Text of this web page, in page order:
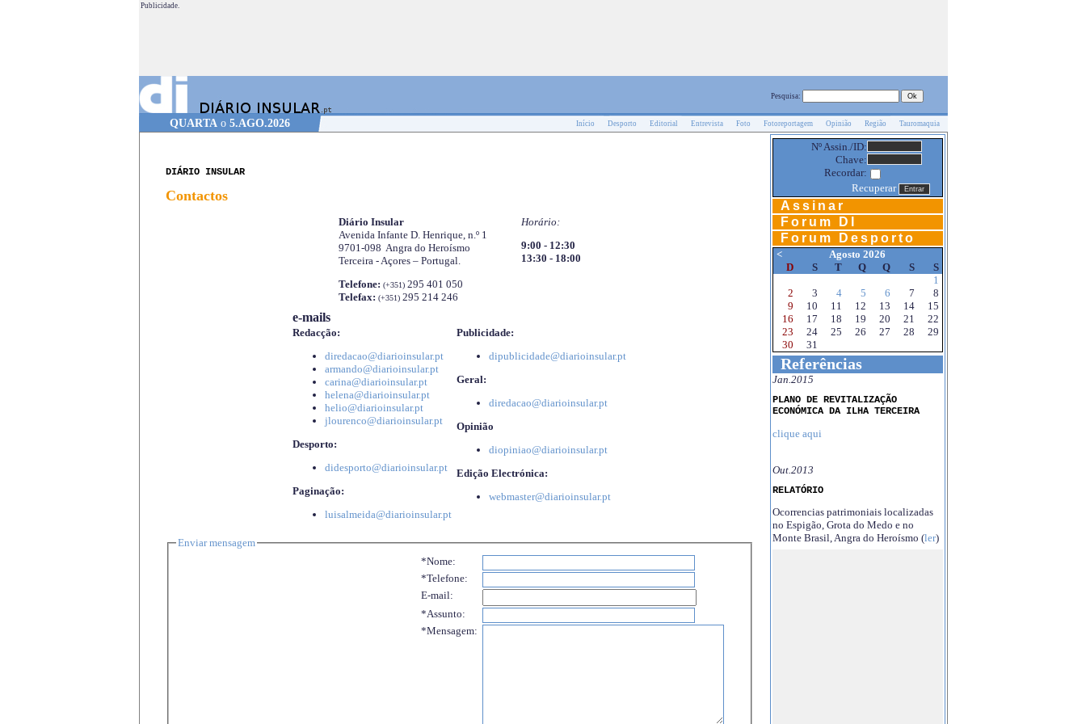
Publicidade.
Pesquisa:
QUARTAo 5.AGO.2026 Início Desporto Editorial Entrevista Foto Fotoreportagem Opinião Região Tauromaquia
DIÁRIO INSULAR
Contactos
Diário Insular
Avenida Infante D. Henrique, n.º 1
9701-098 Angra do Heroísmo
Terceira - Açores – Portugal.
Telefone: (+351)295 401 050
Telefax: (+351)295 214 246
Horário:
9:00 - 12:30
13:30 - 18:00
e-mails
Redacção:
diredacao@diarioinsular.pt
armando@diarioinsular.pt
carina@diarioinsular.pt
helena@diarioinsular.pt
helio@diarioinsular.pt
jlourenco@diarioinsular.pt
Desporto:
didesporto@diarioinsular.pt
Paginação:
luisalmeida@diarioinsular.pt
Publicidade:
dipublicidade@diarioinsular.pt
Geral:
diredacao@diarioinsular.pt
Opinião
diopiniao@diarioinsular.pt
Edição Electrónica:
webmaster@diarioinsular.pt
Enviar mensagem
*Nome:
*Telefone:
E-mail:
*Assunto:
*Mensagem:
Nº Assin./ID:
Chave:
Recordar:
Recuperar
Assinar
Forum DI
Forum Desporto
<
Agosto 2026
D
S T Q Q S
S
1
2
3 4 5 6 7
8
9
10 11 12 13 14
15
16
17 18 19 20 21
22
23
24 25 26 27 28
29
30
31
Referências
Jan.2015
PLANO DE REVITALIZAÇÃO
ECONÓMICA DA ILHA TERCEIRA
clique aqui
Out.2013
RELATÓRIO
Ocorrencias patrimoniais localizadas
no Espigão, Grota do Medo e no
Monte Brasil, Angra do Heroísmo (ler)